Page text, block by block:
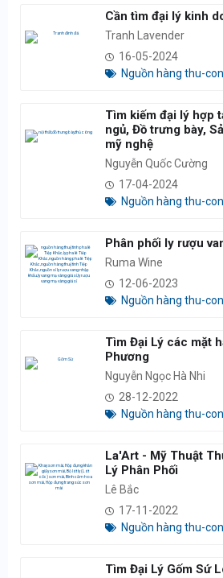
Cần tìm đại lý kinh
Tranh Lavender
16-05-2024
Nguồn hàng thu-
Tìm kiếm đại lý hợp
ngủ, Đồ trưng bày,
mỹ nghệ
Nguyễn Quốc Cường
17-04-2024
Nguồn hàng thu-
Phân phối ly rượu
Ruma Wine
12-06-2023
Nguồn hàng thu-
Tìm Đại Lý các mặt
Phương
Nguyễn Ngọc Hà Nhi
28-12-2022
Nguồn hàng thu-
La'Art - Mỹ Thuật
Lý Phân Phối
Lê Bắc
17-11-2022
Nguồn hàng thu-
Tìm Đại Lý Gốm Sứ